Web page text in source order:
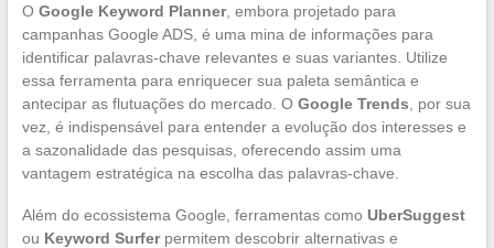
O Google Keyword Planner, embora projetado para
campanhas Google ADS, é uma mina de informações para
identificar palavras-chave relevantes e suas variantes. Utilize
essa ferramenta para enriquecer sua paleta semântica e
antecipar as flutuações do mercado. O Google Trends , por sua
vez, é indispensável para entender a evolução dos interesses e
a sazonalidade das pesquisas, oferecendo assim uma
vantagem estratégica na escolha das palavras-chave.
Além do ecossistema Google, ferramentas como UberSuggest
ou Keyword Surferpermitem descobrir alternativas e